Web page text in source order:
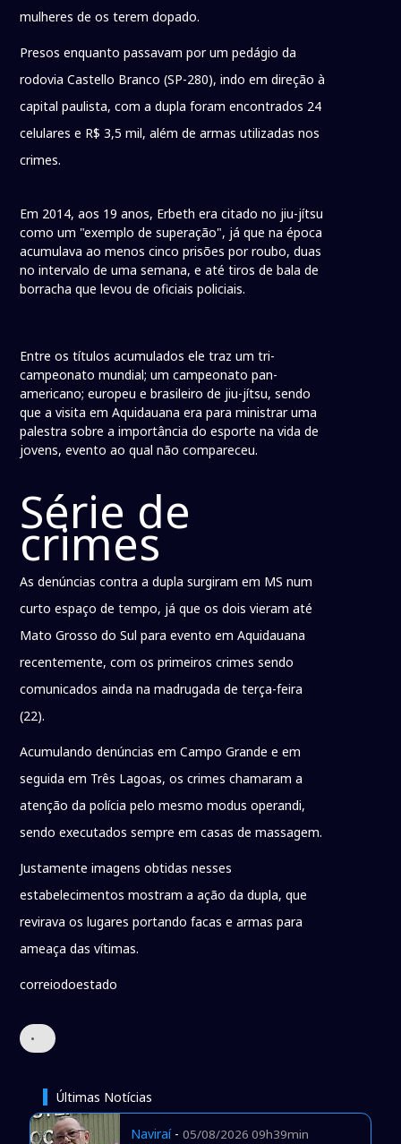
mulheres de os terem dopado.
Presos enquanto passavam por um pedágio da
rodovia Castello Branco (SP-280), indo em direção à
capital paulista, com a dupla foram encontrados 24
celulares e R$ 3,5 mil, além de armas utilizadas nos
crimes.
Em 2014, aos 19 anos, Erbeth era citado no jiu-jítsu
como um "exemplo de superação", já que na época
acumulava ao menos cinco prisões por roubo, duas
no intervalo de uma semana, e até tiros de bala de
borracha que levou de oficiais policiais.
Entre os títulos acumulados ele traz um tri-
campeonato mundial; um campeonato pan-
americano; europeu e brasileiro de jiu-jítsu, sendo
que a visita em Aquidauana era para ministrar uma
palestra sobre a importância do esporte na vida de
jovens, evento ao qual não compareceu.
Série de
crimes
As denúncias contra a dupla surgiram em MS num
curto espaço de tempo, já que os dois vieram até
Mato Grosso do Sul para evento em Aquidauana
recentemente, com os primeiros crimes sendo
comunicados ainda na madrugada de terça-feira
(22).
Acumulando denúncias em Campo Grande e em
seguida em Três Lagoas, os crimes chamaram a
atenção da polícia pelo mesmo modus operandi,
sendo executados sempre em casas de massagem.
Justamente imagens obtidas nesses
estabelecimentos mostram a ação da dupla, que
revirava os lugares portando facas e armas para
ameaça das vítimas.
correiodoestado
•
Últimas Notícias
Naviraí- 05/08/2026 09h39min